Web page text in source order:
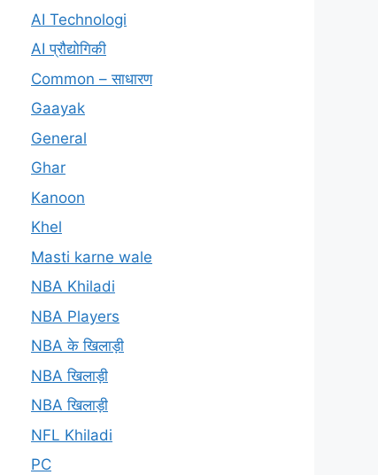
AI Technologi
AI प्रौद्योगिकी
Common – साधारण
Gaayak
General
Ghar
Kanoon
Khel
Masti karne wale
NBA Khiladi
NBA Players
NBA के खिलाड़ी
NBA खिलाड़ी
NBA खिलाड़ी
NFL Khiladi
PC